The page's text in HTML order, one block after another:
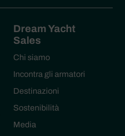
Dream Yacht
Sales
Chi siamo
Incontra gli armatori
Destinazioni
Sostenibilità
Media